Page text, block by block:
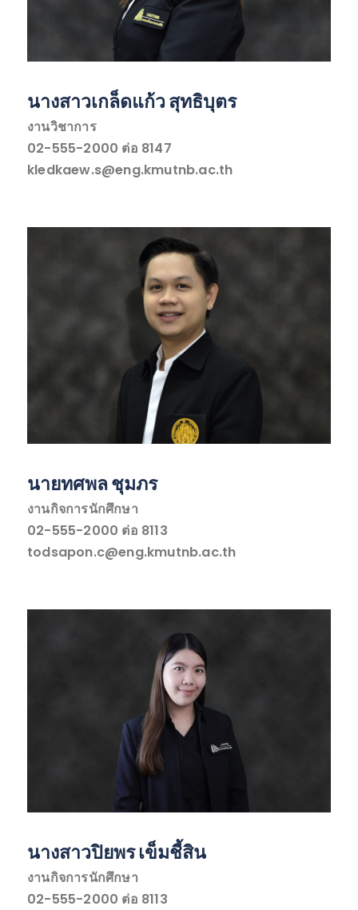
นางสาวเกล็ดแก้ว สุทธิบุตร
งานวิชาการ
02-555-2000 ต่อ 8147
kledkaew.s@eng.kmutnb.ac.th
นายทศพล ชุมภร
งานกิจการนักศึกษา
02-555-2000 ต่อ 8113
todsapon.c@eng.kmutnb.ac.th
นางสาวปิยพร เข็มชี้สิน
งานกิจการนักศึกษา
02-555-2000 ต่อ 8113